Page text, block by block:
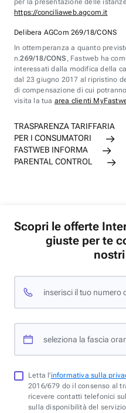
per la presentazione delle
https://conciliaweb.agcom.it
Delibera AGCom 269/18/CONS
In ottemperanza a quanto
n.269/18/CONS , Fastweb ha
interessati dalla modifica della
dal 23 giugno 2017 al ripristino
di compensazione di cui
visita la tua area clienti
TRASPARENZA TARIFFARIA
PER I CONSUMATORI
FASTWEB INFORMA
PARENTAL CONTROL
Scopri le offerte
giuste per te
inserisci il tuo numero
seleziona la fascia
Letta l'informativa sulla
2016/679 do il consenso al
ricevere contatti telefonici
sulla disponibilità del